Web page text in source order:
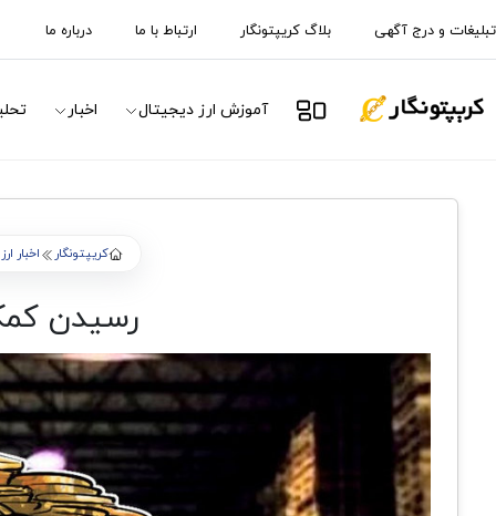
تبلیغات و درج آگهی بلاگ کریپتونگار ارتباط با ما درباره ما
آموزش ارز دیجیتال اخبار
کریپتونگار اخبار
رسیدن کمک‌های